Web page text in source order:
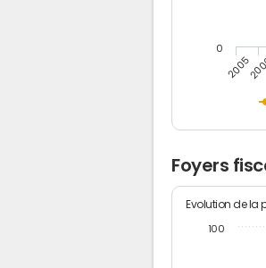
2005
0
Foyers
Evolution de la
100